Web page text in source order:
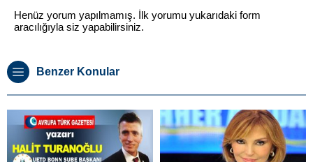
Henüz yorum yapılmamış. İlk yorumu yukarıdaki form
aracılığıyla siz yapabilirsiniz.
Benzer Konular